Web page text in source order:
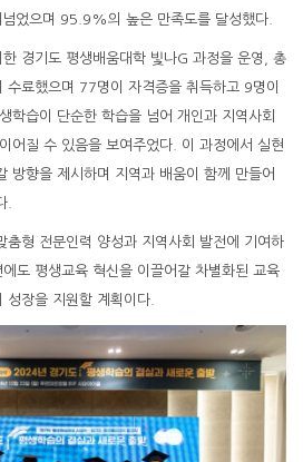
었으며 95.9%의 높은 만족도를 달성했다.
경기도 평생배움대학 빛나G 과정을 운영, 총
료했으며 77명이 자격증을 취득하고 9명이
학습이 단순한 학습을 넘어 개인과 지역사회
어질 수 있음을 보여주었다. 이 과정에서 실현
방향을 제시하며 지역과 배움이 함께 만들어
.
춤형 전문인력 양성과 지역사회 발전에 기여하
도 평생교육 혁신을 이끌어갈 차별화된 교육
성장을 지원할 계획이다.